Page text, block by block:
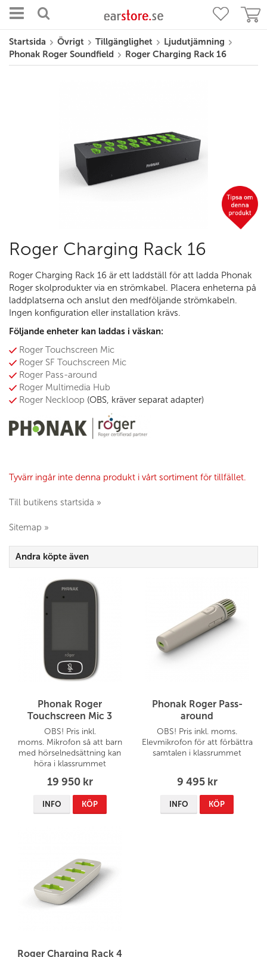
Startsida Övrigt Tillgänglighet
Ljudutjämning
Phonak Roger Soundfield
Roger Charging Rack 16
Roger Charging Rack 16
Roger Charging Rack 16 är ett laddställ för att ladda Phonak
Roger skolprodukter via en strömkabel. Placera enheterna på
laddplatserna och anslut den medföljande strömkabeln.
Ingen konfiguration eller installation krävs.
Följande enheter kan laddas i väskan:
Roger Touchscreen Mic
Roger SF Touchscreen Mic
Roger Pass-around
Roger Multimedia Hub
Roger Neckloop (OBS, kräver separat adapter)
Tyvärr ingår inte denna produkt i vårt sortiment för tillfället.
Till butikens startsida »
Sitemap »
Andra köpte även
Phonak Roger
Touchscreen Mic 3
OBS! Pris inkl.
moms. Mikrofon så att barn
med hörselnedsättning kan
höra i klassrummet
19 950 kr
INFO KÖP
Phonak Roger Pass-
around
OBS! Pris inkl. moms.
Elevmikrofon för att förbättra
samtalen i klassrummet
9 495 kr
INFO KÖP
Roger Charging Rack 4